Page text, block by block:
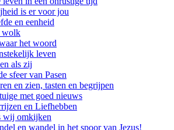
is er voor jou
en eenheid
wolk
het woord
leven
als zij
sfeer van Pasen
en zien, tasten en begrijpen
met goed nieuws
en Liefhebben
wij omkijken
en wandel in het spoor van Jezus!